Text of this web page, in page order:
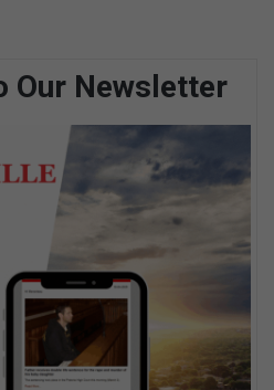
Our Newsletter